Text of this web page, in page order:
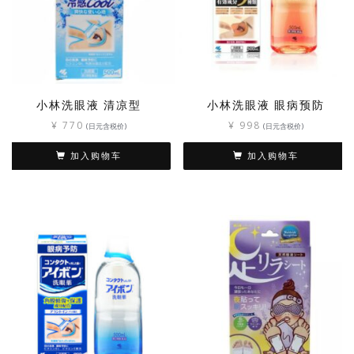
小林洗眼液 清凉型
¥ 770 (日元含税价)
加入购物车
小林洗眼液 眼病预防
¥ 998 (日元含税价)
加入购物车